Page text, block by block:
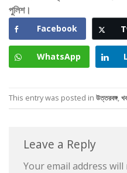
পুলিশ।
Facebook
WhatsApp
This entry was posted in উত্তরবঙ্গ,
Leave a Reply
Your email address